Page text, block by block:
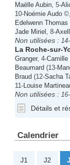
Maëlle Aubin , 5-
10-Noémie Audo
Edelwenn Thomas
Jade Miriel
, 8-
Non utilisées : 14-
La Roche-sur-
Granger, 4-Camille
Beaumard (13-
Braud (12-Sacha
11- Louise
Non utilisées : 16-
Détails et
Calendrier
J1 J2